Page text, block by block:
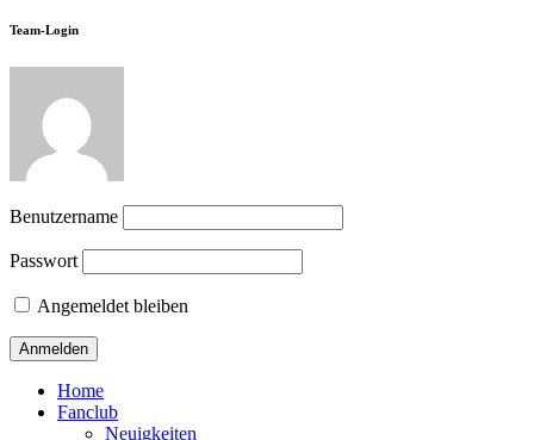
Team-Login
Benutzername
Passwort
Angemeldet bleiben
Home
Fanclub
Neuigkeiten